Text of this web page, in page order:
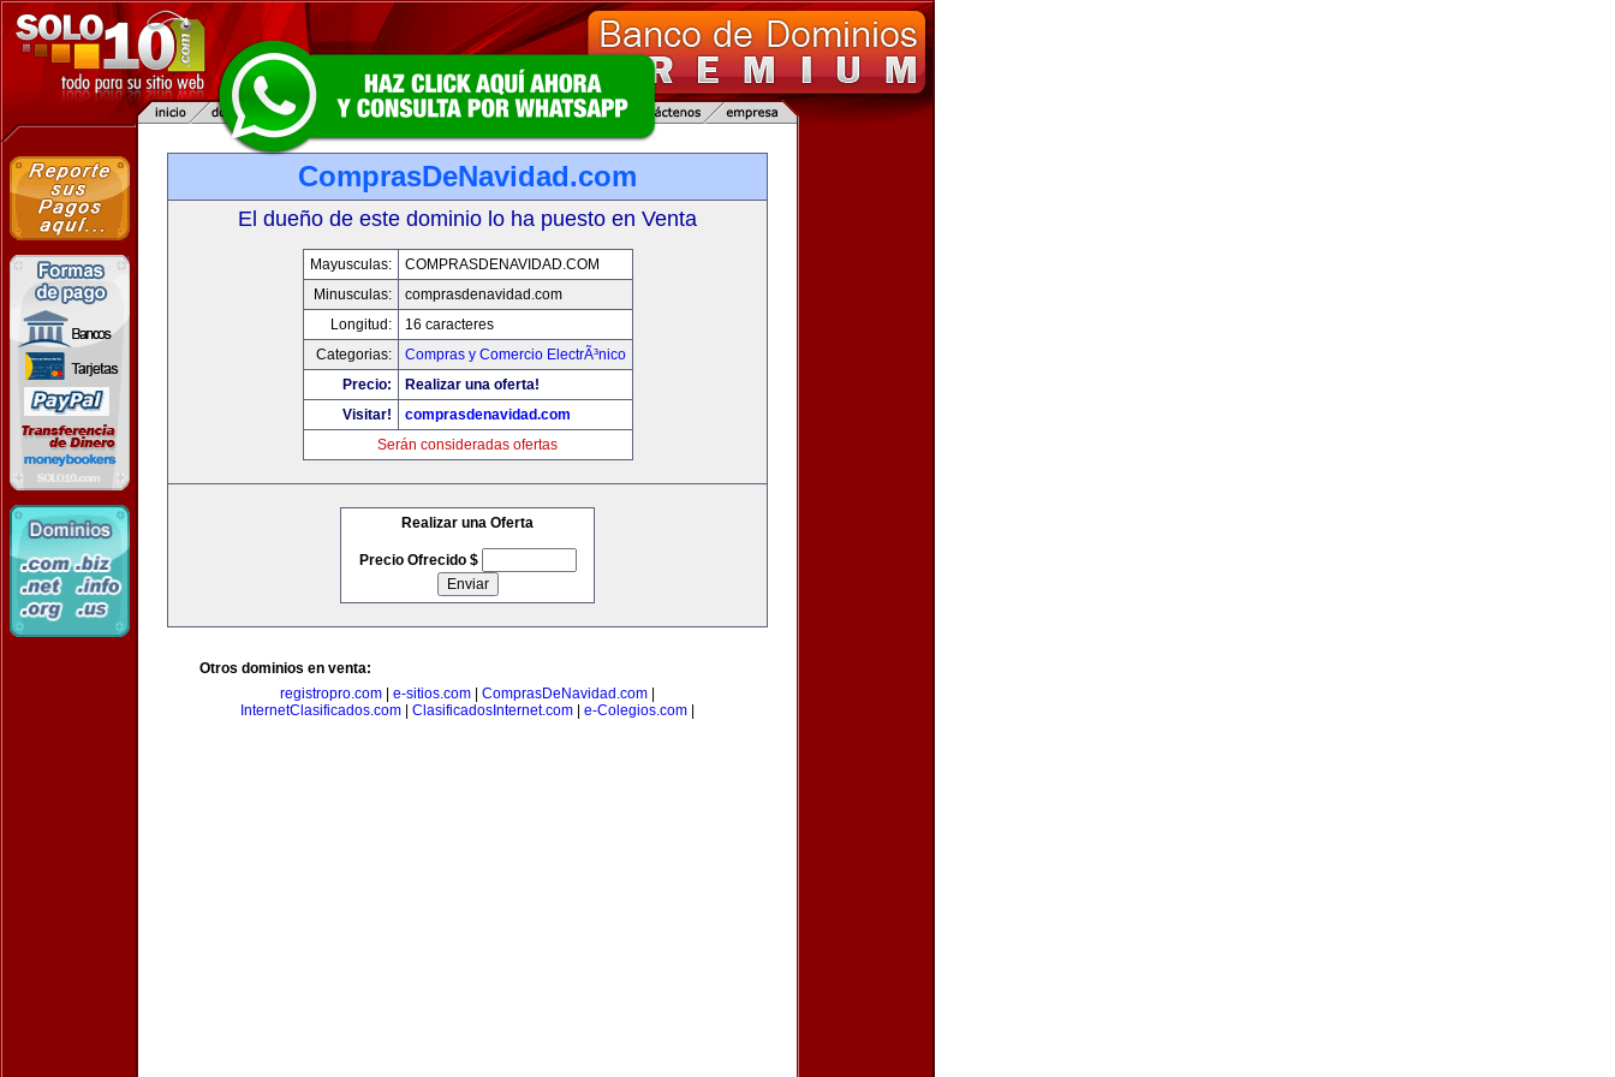
ComprasDeNavidad.com
El dueño de este dominio lo ha puesto en Venta
Mayusculas:
COMPRASDENAVIDAD.COM
Minusculas:
comprasdenavidad.com
Longitud:
16 caracteres
Categorias:
Compras y Comercio ElectrÃ³nico
Precio:
Realizar una oferta!
Visitar!
comprasdenavidad.com
Serán consideradas ofertas
Realizar una Oferta
Precio Ofrecido $
Otros dominios en venta:
registropro.com
e-sitios.com ComprasDeNavidad.com
InternetClasificados.com
ClasificadosInternet.com e-Colegios.com